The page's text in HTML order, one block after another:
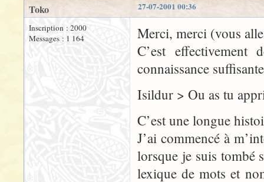
27-07-2001 00:36
Toko
Inscription : 2000
Messages : 1 164
Merci, merci (vous
C’est
connaissance
Isildur > Ou as tu
C’est une longue
J’ai commencé à
lorsque je suis tombé
lexique de mots et